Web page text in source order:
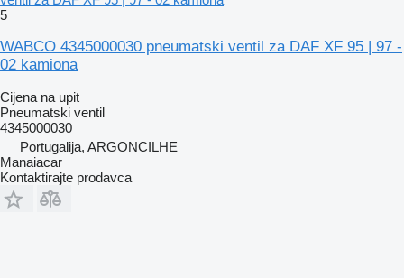
5
WABCO 4345000030 pneumatski ventil za DAF XF 95 | 97 -
02 kamiona
Cijena na upit
Pneumatski ventil
4345000030
Portugalija, ARGONCILHE
Manaiacar
Kontaktirajte prodavca